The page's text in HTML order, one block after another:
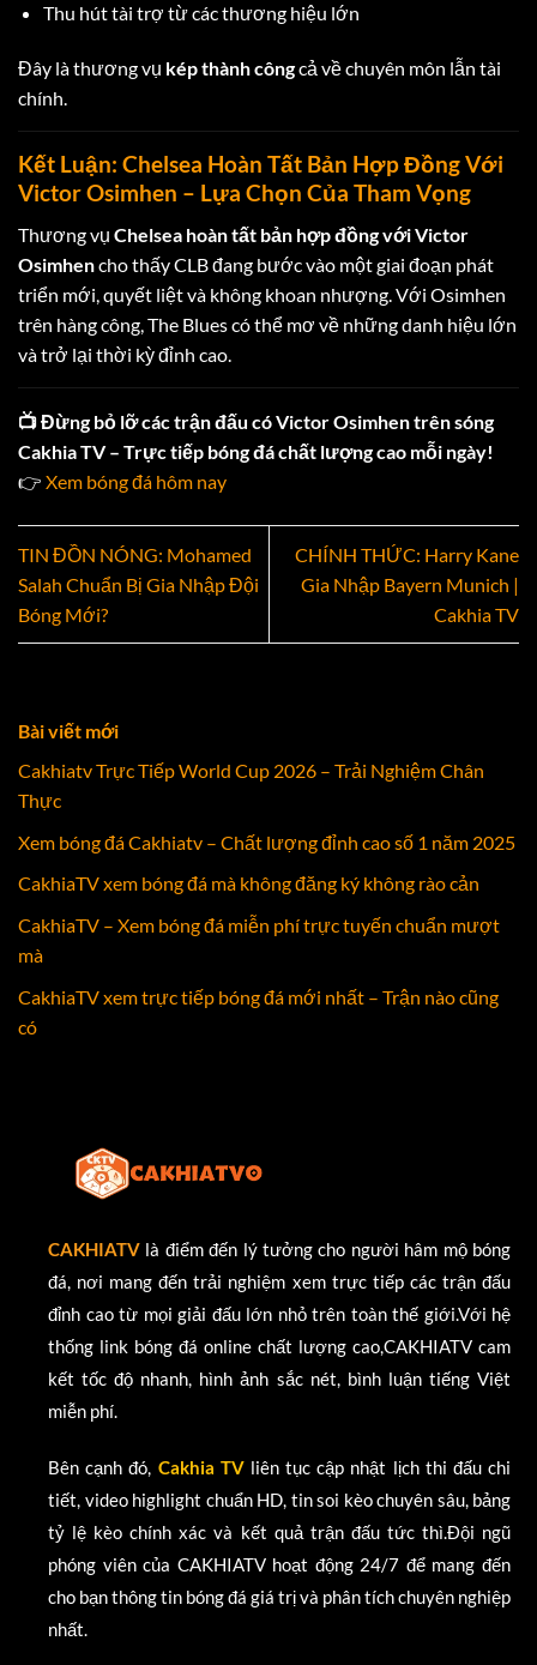
Thu hút tài trợ từ các thương hiệu lớn
Đây là thương vụ kép thành côngcả về chuyên môn lẫn tài
chính.
Kết Luận: Chelsea Hoàn Tất Bản Hợp Đồng Với
Victor Osimhen – Lựa Chọn Của Tham Vọng
Thương vụ Chelsea hoàn tất bản hợp đồng với Victor
Osimhencho thấy CLB đang bước vào một giai đoạn phát
triển mới, quyết liệt và không khoan nhượng. Với Osimhen
trên hàng công, The Blues có thể mơ về những danh hiệu lớn
và trở lại thời kỳ đỉnh cao.
📺 Đừng bỏ lỡ các trận đấu có Victor Osimhen trên sóng
Cakhia TV – Trực tiếp bóng đá chất lượng cao mỗi ngày!
👉 Xem bóng đá hôm nay
TIN ĐỒN NÓNG: Mohamed
Salah Chuẩn Bị Gia Nhập Đội
Bóng Mới?
CHÍNH THỨC: Harry Kane
Gia Nhập Bayern Munich |
Cakhia TV
Bài viết mới
Cakhiatv Trực Tiếp World Cup 2026 – Trải Nghiệm Chân
Thực
Xem bóng đá Cakhiatv – Chất lượng đỉnh cao số 1 năm 2025
CakhiaTV xem bóng đá mà không đăng ký không rào cản
CakhiaTV – Xem bóng đá miễn phí trực tuyến chuẩn mượt
mà
CakhiaTV xem trực tiếp bóng đá mới nhất – Trận nào cũng
có
CAKHIATV là điểm đến lý tưởng cho người hâm mộ bóng
đá, nơi mang đến trải nghiệm xem trực tiếp các trận đấu
đỉnh cao từ mọi giải đấu lớn nhỏ trên toàn thế giới.Với hệ
thống link bóng đá online chất lượng cao,CAKHIATV cam
kết tốc độ nhanh, hình ảnh sắc nét, bình luận tiếng Việt
miễn phí.
Bên cạnh đó, Cakhia TVliên tục cập nhật lịch thi đấu chi
tiết, video highlight chuẩn HD, tin soi kèo chuyên sâu, bảng
tỷ lệ kèo chính xác và kết quả trận đấu tức thì.Đội ngũ
phóng viên của CAKHIATV hoạt động 24/7 để mang đến
cho bạn thông tin bóng đá giá trị và phân tích chuyên nghiệp
nhất.